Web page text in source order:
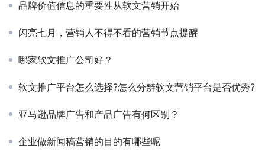
品牌价值信息的重要性从软文营销开始
闪亮七月，营销人不得不看的营销节点提醒
哪家软文推广公司好？
软文推广平台怎么选择?怎么分辨软文营销平台是否优秀?
亚马逊品牌广告和产品广告有何区别？
企业做新闻稿营销的目的有哪些呢